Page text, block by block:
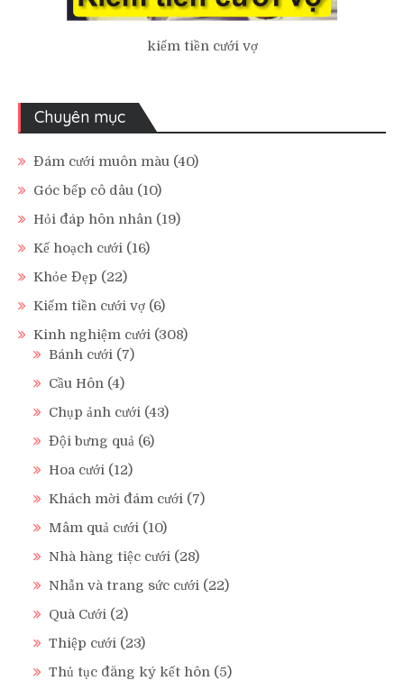
kiếm tiền cưới vợ
Chuyên mục
Đám cưới muôn màu (40)
Góc bếp cô dâu (10)
Hỏi đáp hôn nhân (19)
Kế hoạch cưới (16)
Khỏe Đẹp (22)
Kiếm tiền cưới vợ (6)
Kinh nghiệm cưới (308)
Bánh cưới (7)
Cầu Hôn (4)
Chụp ảnh cưới (43)
Đội bưng quả (6)
Hoa cưới (12)
Khách mời đám cưới (7)
Mâm quả cưới (10)
Nhà hàng tiệc cưới (28)
Nhẫn và trang sức cưới (22)
Quà Cưới (2)
Thiệp cưới (23)
Thủ tục đăng ký kết hôn (5)